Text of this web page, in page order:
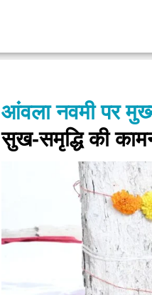
आंवला नवमी पर
सुख-समृद्धि की